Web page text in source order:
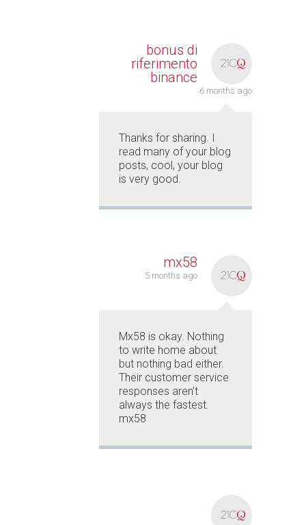
bonus di
riferimento
binance
6 months ago
Thanks for sharing. I
read many of your blog
posts, cool, your blog
is very good.
mx58
5 months ago
Mx58 is okay. Nothing
to write home about
but nothing bad either.
Their customer service
responses aren’t
always the fastest.
mx58